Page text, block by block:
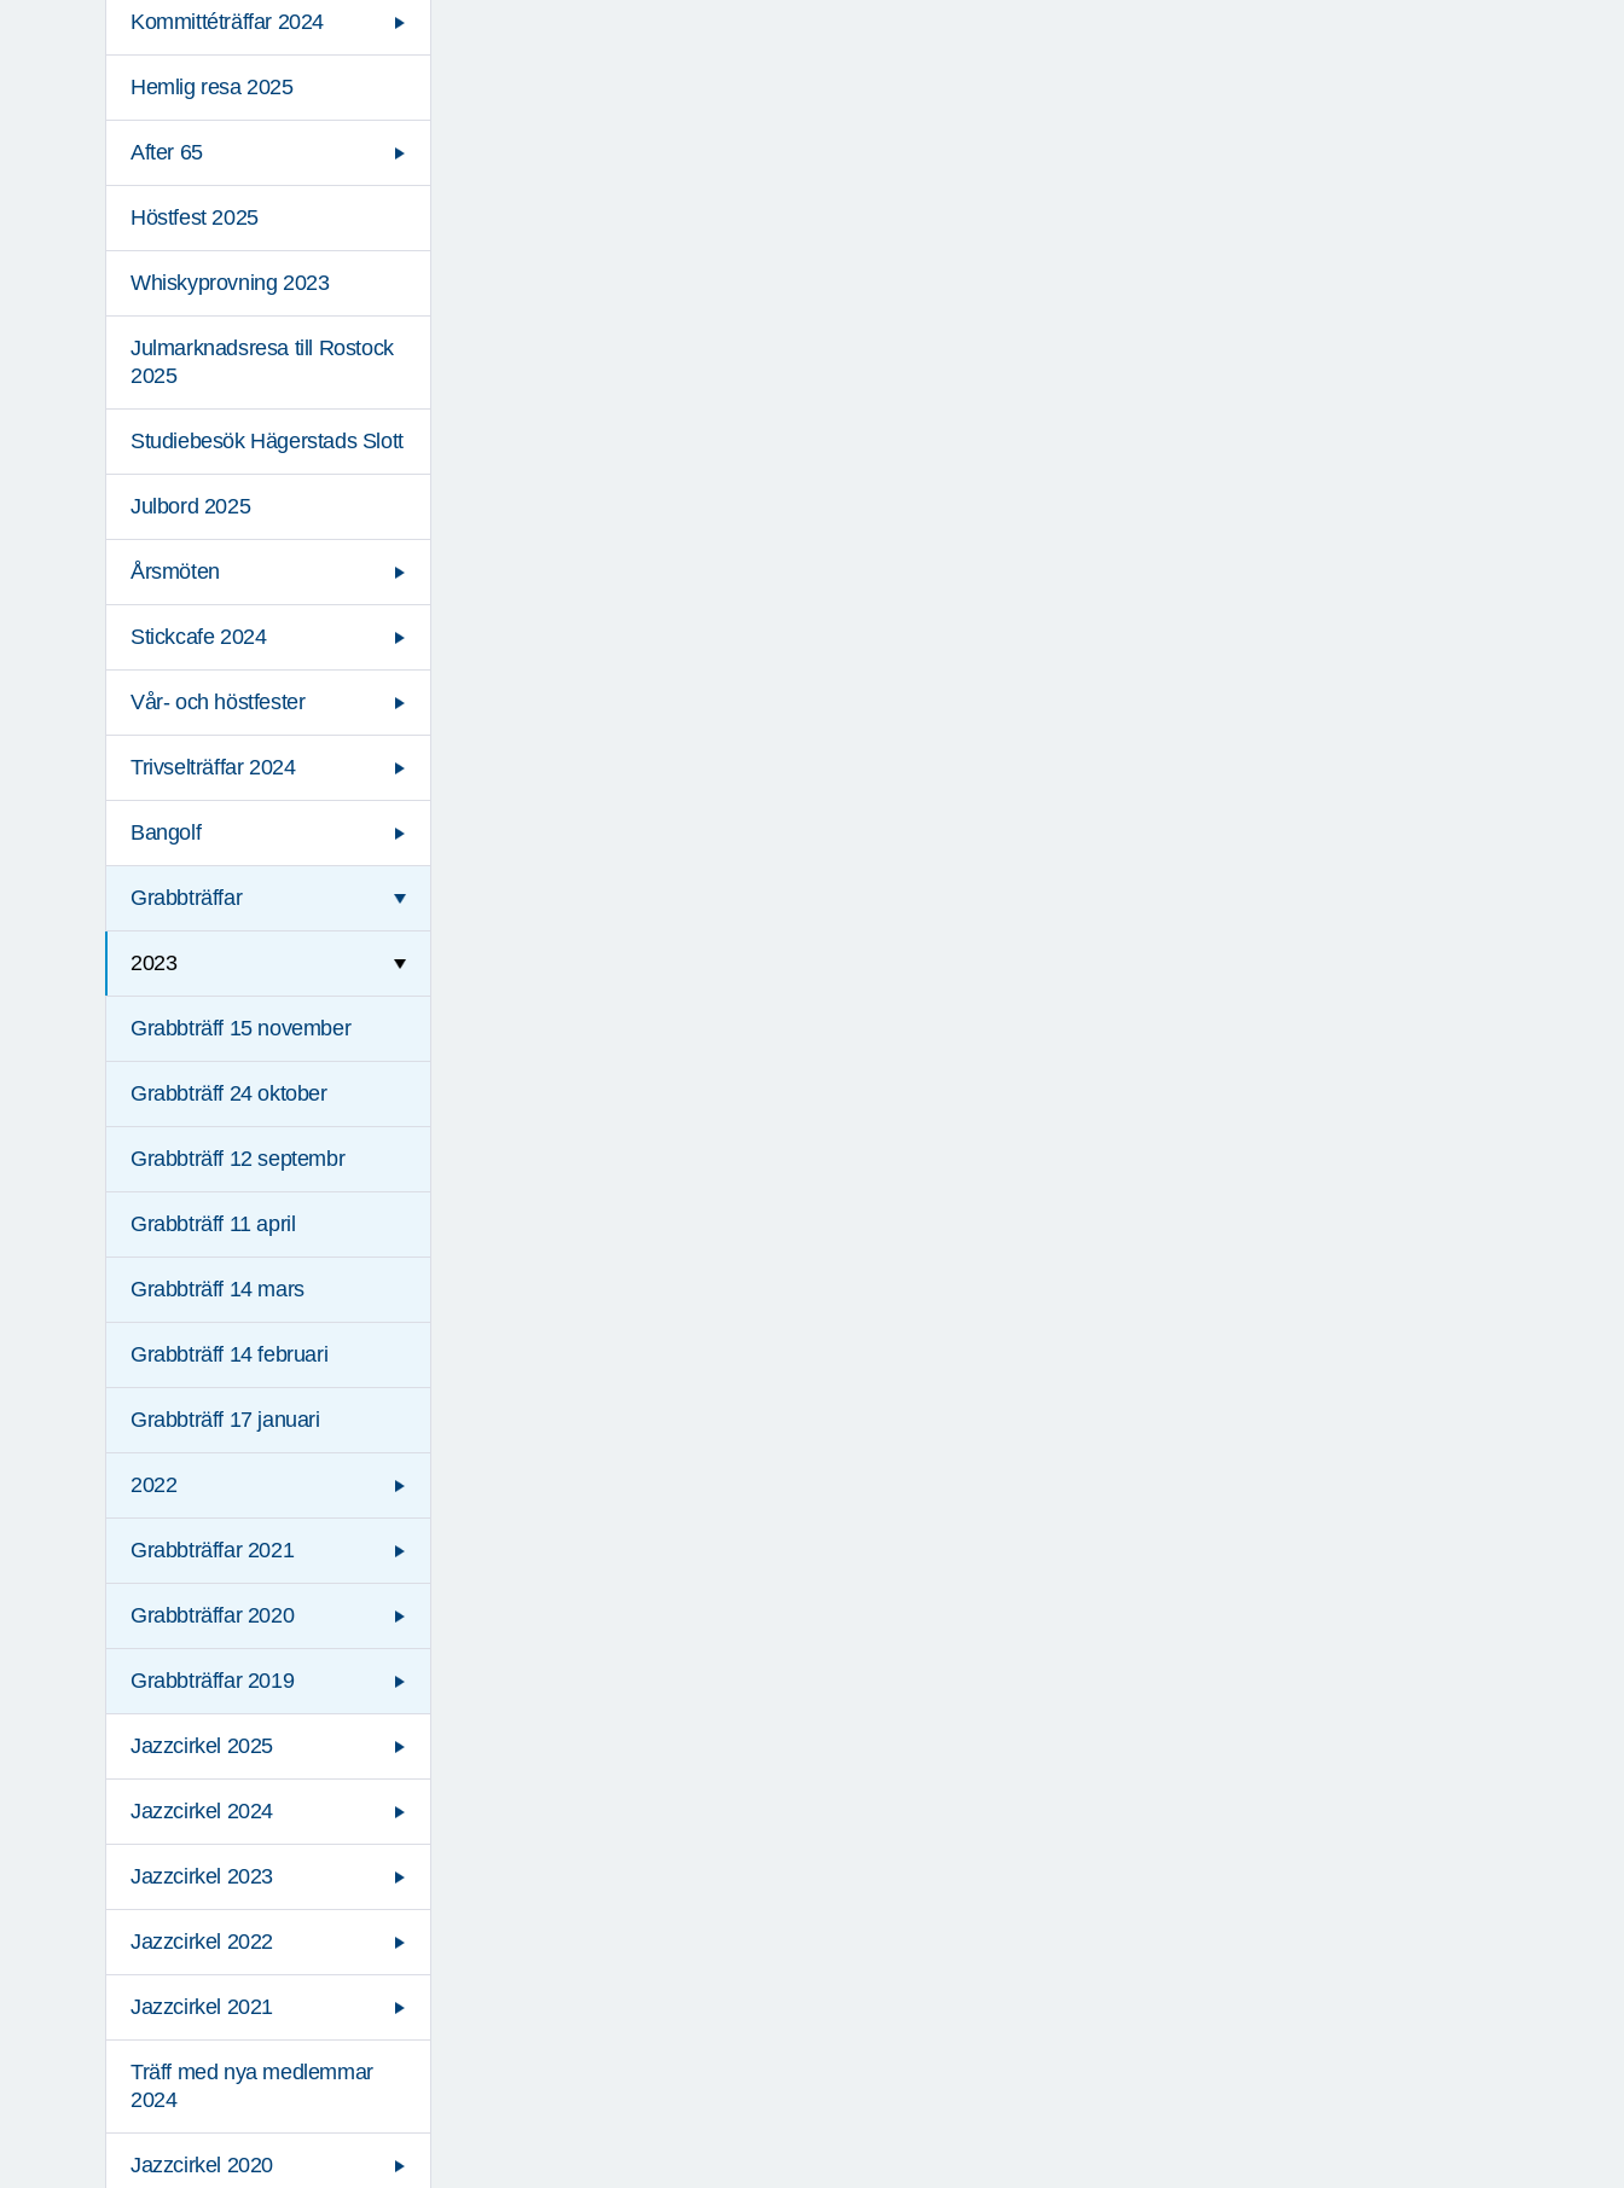
Kommittéträffar 2024
Hemlig resa 2025
After 65
Höstfest 2025
Whiskyprovning 2023
Julmarknadsresa till Rostock
2025
Studiebesök Hägerstads Slott
Julbord 2025
Årsmöten
Stickcafe 2024
Vår- och höstfester
Trivselträffar 2024
Bangolf
Grabbträffar
2023
Grabbträff 15 november
Grabbträff 24 oktober
Grabbträff 12 septembr
Grabbträff 11 april
Grabbträff 14 mars
Grabbträff 14 februari
Grabbträff 17 januari
2022
Grabbträffar 2021
Grabbträffar 2020
Grabbträffar 2019
Jazzcirkel 2025
Jazzcirkel 2024
Jazzcirkel 2023
Jazzcirkel 2022
Jazzcirkel 2021
Träff med nya medlemmar
2024
Jazzcirkel 2020